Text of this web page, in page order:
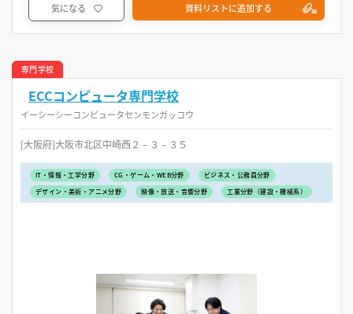
気になる 資料リストに追加する
専門学校
ECCコンピュータ専門学校
イーシーシーコンピュータセンモンガッコウ
[大阪府]大阪市北区中崎西２－３－３５
IT・情報・工学分野 CG・ゲーム・WEB分野
ビジネス・公務員分野
デザイン・美術・アニメ分野
映像・放送・音響分野 工業分野（建設・機械系）